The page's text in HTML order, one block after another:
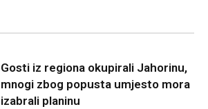
Gosti iz regiona okupirali Jahorinu,
mnogi zbog popusta umjesto mora
izabrali planinu